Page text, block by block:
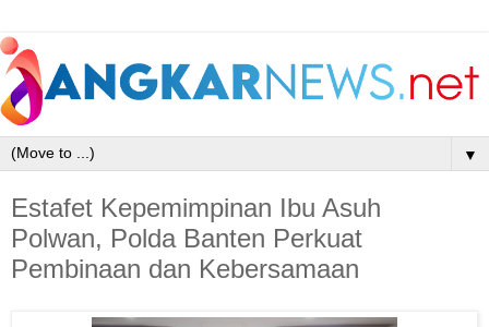
▼
Estafet Kepemimpinan Ibu Asuh
Polwan, Polda Banten Perkuat
Pembinaan dan Kebersamaan